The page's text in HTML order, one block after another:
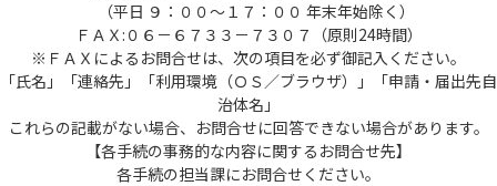
（平日 ９：００～１７：００ 年末年始除く）
ＦＡＸ:０６－６７３３－７３０７（原則24時間）
※ＦＡＸによるお問合せは、次の項目を必ず御記入ください。
「氏名」「連絡先」「利用環境（ＯＳ／ブラウザ）」「申請・届出先自
治体名」
これらの記載がない場合、お問合せに回答できない場合があります。
【各手続の事務的な内容に関するお問合せ先】
各手続の担当課にお問合せください。